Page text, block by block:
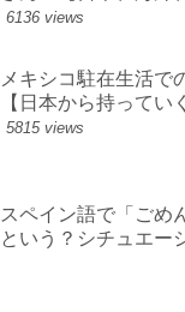
6136 views
メキシコ駐在生活で
【日本から持ってい
5815 views
スペイン語で「ごめ
という？シチュエー